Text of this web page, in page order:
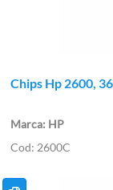
Chips Hp 2600,
HP
2600C